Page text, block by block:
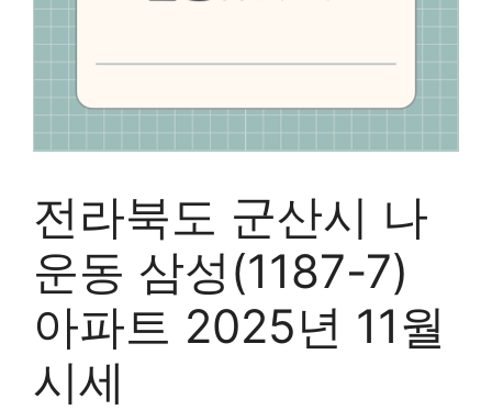
전라북도 군산시 나
운동 삼성(1187-7)
아파트 2025년 11월
시세